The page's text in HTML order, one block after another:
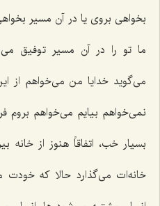
بخواهی بروی یا در آن مسیر
ما تو را در آن مسیر توفیق
می‌گوید خدایا من می‌خواهم
نمی‌خواهم بیایم می‌خواهم
بسیار خب، اتفاقاً هنوز از خانه
خانه‌ات می‌گذارد حالا که خودت